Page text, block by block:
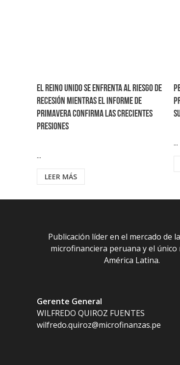
El Reino Unido se enfrenta al riesgo de
recesión mientras el Informe de
Primavera confirma las crecientes
presiones
...
LEER MÁS
...
Publicación líder en el mercado de
microfinanciera peruana y el único
América Latina.
Gerente General
WILFREDO QUIROZ FUENTES
wilfredo.quiroz@microfinanzas.pe